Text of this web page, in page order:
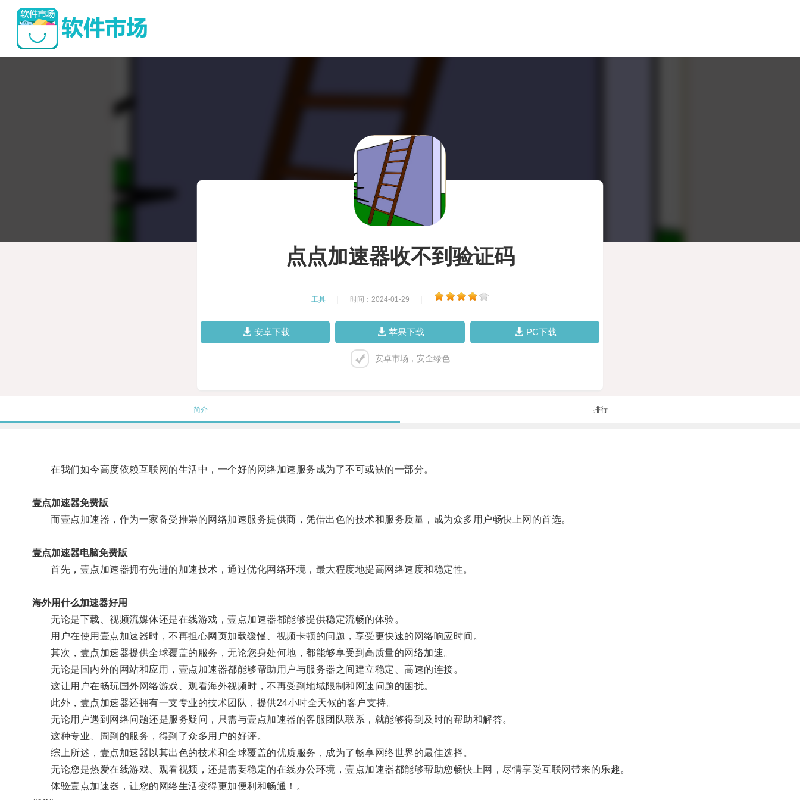
点点加速器收不到验证码
工具 时间：2024-01-29
安卓下载 苹果下载 PC下载
安卓市场，安全绿色
简介 排行
在我们如今高度依赖互联网的生活中，一个好的网络加速服务成为了不可或缺的一部分。
壹点加速器免费版
而壹点加速器，作为一家备受推崇的网络加速服务提供商，凭借出色的技术和服务质量，成为众多用户畅快上网的首选。
壹点加速器电脑免费版
首先，壹点加速器拥有先进的加速技术，通过优化网络环境，最大程度地提高网络速度和稳定性。
海外用什么加速器好用
无论是下载、视频流媒体还是在线游戏，壹点加速器都能够提供稳定流畅的体验。
用户在使用壹点加速器时，不再担心网页加载缓慢、视频卡顿的问题，享受更快速的网络响应时间。
其次，壹点加速器提供全球覆盖的服务，无论您身处何地，都能够享受到高质量的网络加速。
无论是国内外的网站和应用，壹点加速器都能够帮助用户与服务器之间建立稳定、高速的连接。
这让用户在畅玩国外网络游戏、观看海外视频时，不再受到地域限制和网速问题的困扰。
此外，壹点加速器还拥有一支专业的技术团队，提供24小时全天候的客户支持。
无论用户遇到网络问题还是服务疑问，只需与壹点加速器的客服团队联系，就能够得到及时的帮助和解答。
这种专业、周到的服务，得到了众多用户的好评。
综上所述，壹点加速器以其出色的技术和全球覆盖的优质服务，成为了畅享网络世界的最佳选择。
无论您是热爱在线游戏、观看视频，还是需要稳定的在线办公环境，壹点加速器都能够帮助您畅快上网，尽情享受互联网带来的乐趣。
体验壹点加速器，让您的网络生活变得更加便利和畅通！。